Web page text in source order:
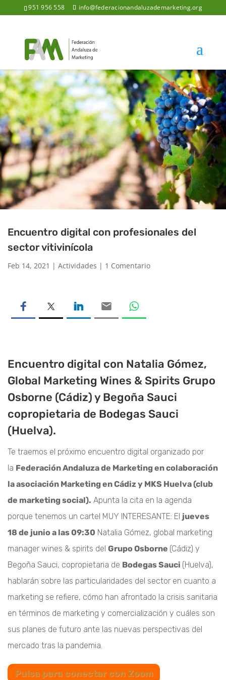
951 956 558 info@federacionandaluzademarketing.org
Encuentro digital con profesionales del
sector vitivinícola
Feb 14, 2021 | Actividades | 1 Comentario
Encuentro digital con Natalia Gómez,
Global Marketing Wines & Spirits Grupo
Osborne (Cádiz) y Begoña Sauci
copropietaria de Bodegas Sauci
(Huelva).
Te traemos el próximo encuentro digital organizado por
la Federación Andaluza de Marketing en colaboración
la asociación Marketing en Cádiz y MKS Huelva (club
de marketing social). Apunta la cita en la agenda
porque tenemos un cartel MUY INTERESANTE: El jueves
18 de junio a las 09:30 Natalia Gómez, global marketing
manager wines & spirits del Grupo Osborne (Cádiz) y
Begoña Sauci, copropietaria de Bodegas Sauci (Huelva),
hablarán sobre las particularidades del sector en cuanto a
marketing se refiere, cómo han afrontado la crisis sanitaria
en términos de marketing y comercialización y cuáles son
sus planes de futuro ante las nuevas perspectivas del
mercado tras la pandemia.
Pulsa para conectar con Zoom